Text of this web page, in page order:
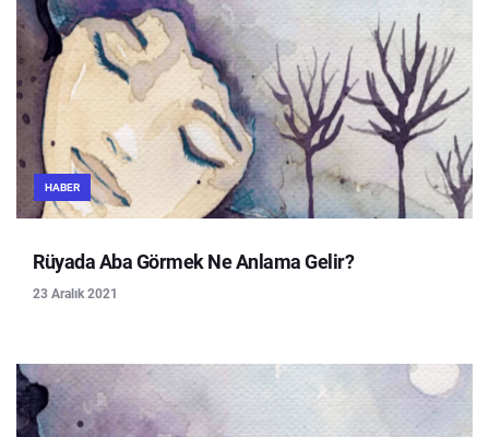
HABER
Rüyada Aba Görmek Ne Anlama Gelir?
23 Aralık 2021